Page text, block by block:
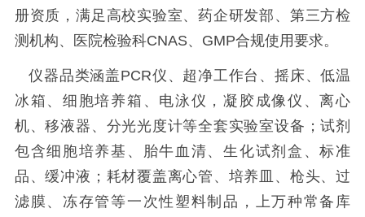
册资质，满足高校实验室、药企研发部、第三方检
测机构、医院检验科CNAS、GMP合规使用要求。
仪器品类涵盖PCR仪、超净工作台、摇床、低温
冰箱、细胞培养箱、电泳仪，凝胶成像仪、离心
机、移液器、分光光度计等全套实验室设备；试剂
包含细胞培养基、胎牛血清、生化试剂盒、标准
品、缓冲液；耗材覆盖离心管、培养皿、枪头、过
滤膜、冻存管等一次性塑料制品，上万种常备库